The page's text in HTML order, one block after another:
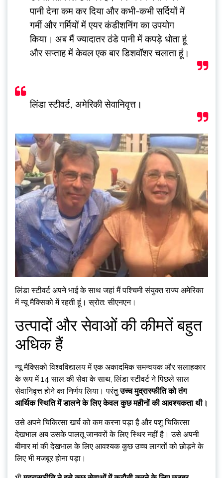
पानी देना कम कर दिया और कभी-कभी सर्दियों में
गर्मी और गर्मियों में एयर कंडीशनिंग का उपयोग
किया। अब मैं ज्यादातर ठंडे पानी में कपड़े धोता हूं
और सप्ताह में केवल एक बार डिशवॉशर चलाता हूं।
लिंडा स्टीवर्ट, अमेरिकी सेवानिवृत्त।
लिंडा स्टीवर्ट अपने भाई के साथ जहां मैं पश्चिमी संयुक्त राज्य अमेरिका
में न्यू मैक्सिको में रहती हूं। स्रोत: सीएनएन।
उत्पादों और सेवाओं की कीमतें बहुत
अधिक हैं
न्यू मैक्सिको विश्वविद्यालय में एक अकादमिक समन्वयक और सलाहकार
के रूप में 14 साल की सेवा के साथ, लिंडा स्टीवर्ट ने पिछले साल
सेवानिवृत्त होने का निर्णय लिया। परंतुउच्च मुद्रास्फीति को तंग
आर्थिक स्थिति में डालने के लिए केवल कुछ महीनों की आवश्यकता थी।
उसे अपने चिकित्सा खर्च को कम करना पड़ा है और पशु चिकित्सा
देखभाल अब उसके पालतू जानवरों के लिए स्थिर नहीं है। उसे अपनी
बीमार मां की देखभाल के लिए आवश्यक कुछ उच्च लागतों को छोड़ने के
लिए भी मजबूर होना पड़ा।